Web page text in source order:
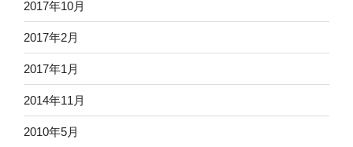
2017年10月
2017年2月
2017年1月
2014年11月
2010年5月